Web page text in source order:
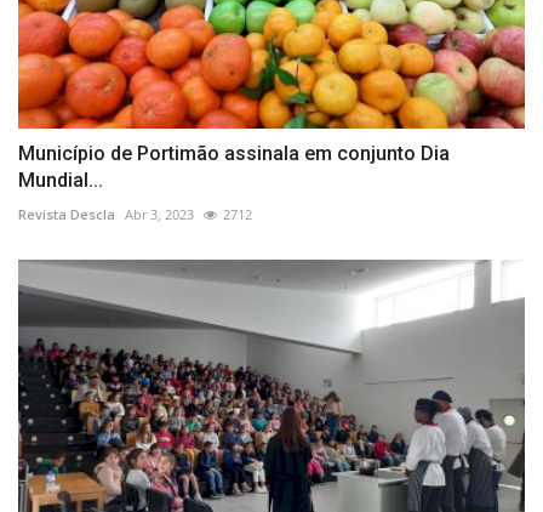
Município de Portimão assinala em conjunto Dia
Mundial...
Revista Descla Abr 3, 2023 2712